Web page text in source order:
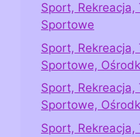
Sport,
Sportowe
Sport,
Sportowe,
Sport,
Sportowe,
Sport,